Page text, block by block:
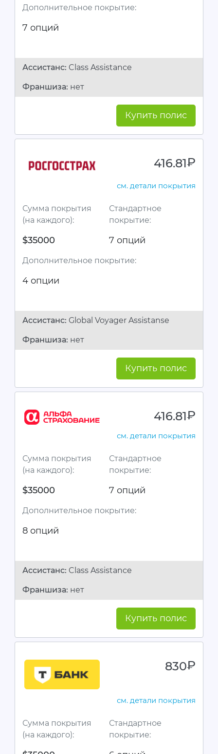
Дополнительное покрытие:
7 опций
Ассистанc: Class Assistance
Франшиза: нет
Купить полис
416.81руб.
см. детали покрытия
Сумма покрытия
(на каждого):
$35000
Стандартное
покрытие:
7 опций
Дополнительное покрытие:
4 опции
Ассистанc: Global Voyager Assistanse
Франшиза: нет
Купить полис
416.81руб.
см. детали покрытия
Сумма покрытия
(на каждого):
$35000
Стандартное
покрытие:
7 опций
Дополнительное покрытие:
8 опций
Ассистанc: Class Assistance
Франшиза: нет
Купить полис
830руб.
см. детали покрытия
Сумма покрытия
(на каждого):
Стандартное
покрытие: